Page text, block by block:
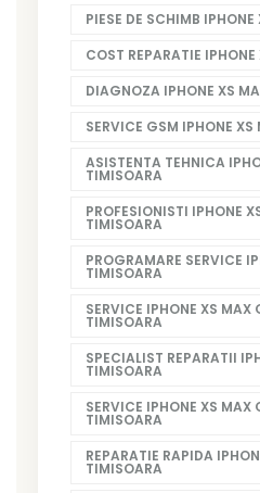
PIESE DE SCHIMB
COST REPARATIE
DIAGNOZA IPHONE XS
SERVICE GSM IPHONE
ASISTENTA TEHNICA
TIMISOARA
PROFESIONISTI IPHONE
TIMISOARA
PROGRAMARE SERVICE
TIMISOARA
SERVICE IPHONE XS MAX
TIMISOARA
SPECIALIST REPARATII
TIMISOARA
SERVICE IPHONE XS MAX
TIMISOARA
REPARATIE RAPIDA
TIMISOARA